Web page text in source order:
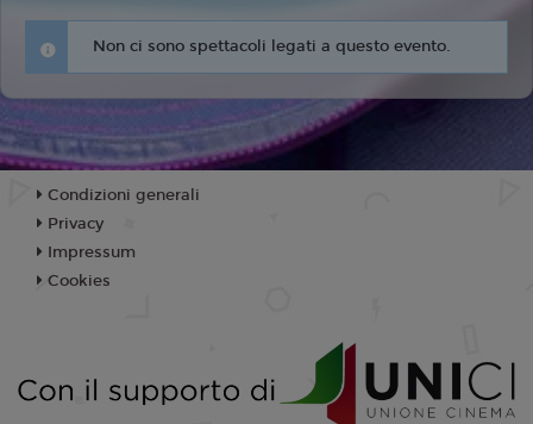
Non ci sono spettacoli legati a questo evento.
Condizioni generali
Privacy
Impressum
Cookies